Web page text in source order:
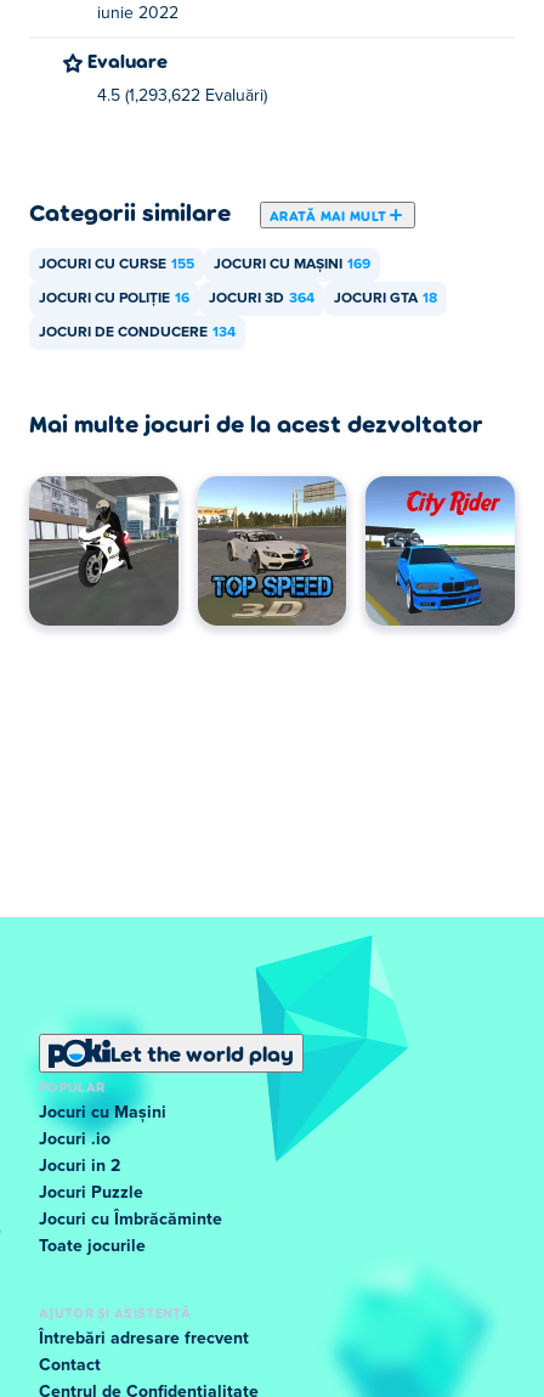
iunie 2022
Evaluare
4.5 (1,293,622 Evaluări)
Categorii similare ARATĂ MAI MULT
JOCURI CU CURSE 155 JOCURI CU MAȘINI 169
JOCURI CU POLIȚIE 16 JOCURI 3D 364 JOCURI GTA 18
JOCURI DE CONDUCERE 134
Mai multe jocuri de la acest dezvoltator
Let the world play
POPULAR
Jocuri cu Mașini
Jocuri .io
Jocuri in 2
Jocuri Puzzle
Jocuri cu Îmbrăcăminte
Toate jocurile
AJUTOR ȘI ASISTENȚĂ
Întrebări adresare frecvent
Contact
Centrul de Confidențialitate